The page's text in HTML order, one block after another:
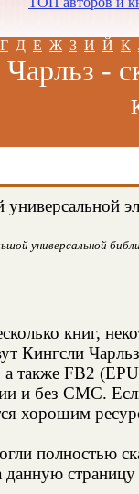
Г Д Е Ж З И Й К
-
универсальной
книг,
Кингсли
также FB2
и без СМС.
хорошим
полностью